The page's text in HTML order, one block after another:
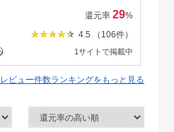
還元率 29%
4.5 （106件）
1サイトで掲載中
レビュー件数ランキングをもっと見る